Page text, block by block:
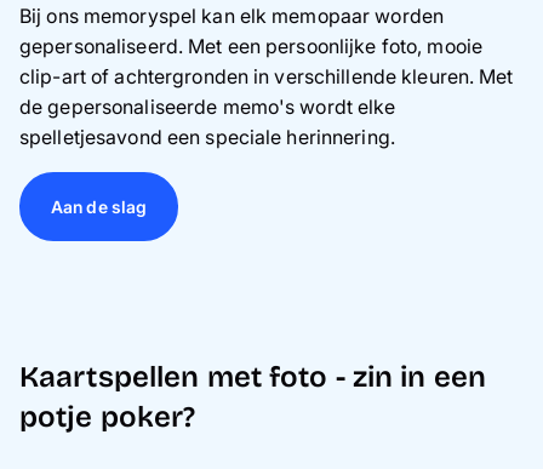
Bij ons memoryspel kan elk memopaar worden
gepersonaliseerd. Met een persoonlijke foto, mooie
clip-art of achtergronden in verschillende kleuren. Met
de gepersonaliseerde memo's wordt elke
spelletjesavond een speciale herinnering.
Aan de slag
Kaartspellen met foto - zin in een
potje poker?